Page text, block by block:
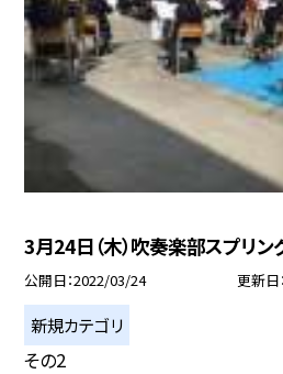
3月24日（木）吹奏楽部スプリン
公開日 2022/03/24 更新日
新規カテゴリ
その2